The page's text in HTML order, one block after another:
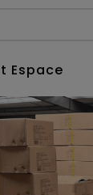
Espace